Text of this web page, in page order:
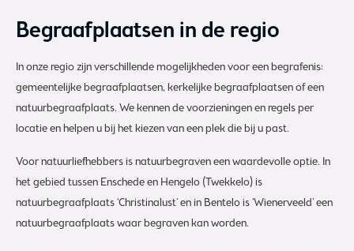
Begraafplaatsen in de regio
In onze regio zijn verschillende mogelijkheden voor een begrafenis:
gemeentelijke begraafplaatsen, kerkelijke begraafplaatsen of een
natuurbegraafplaats. We kennen de voorzieningen en regels per
locatie en helpen u bij het kiezen van een plek die bij u past.
Voor natuurliefhebbers is natuurbegraven een waardevolle optie. In
het gebied tussen Enschede en Hengelo (Twekkelo) is
natuurbegraafplaats ‘Christinalust’ en in Bentelo is ‘Wienerveeld’ een
natuurbegraafplaats waar begraven kan worden.